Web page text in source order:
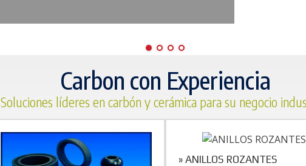
Carbon con Experiencia
Soluciones líderes en carbón y cerámica para su negocio
» ANILLOS ROZANTES